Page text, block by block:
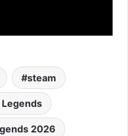
steam
2026